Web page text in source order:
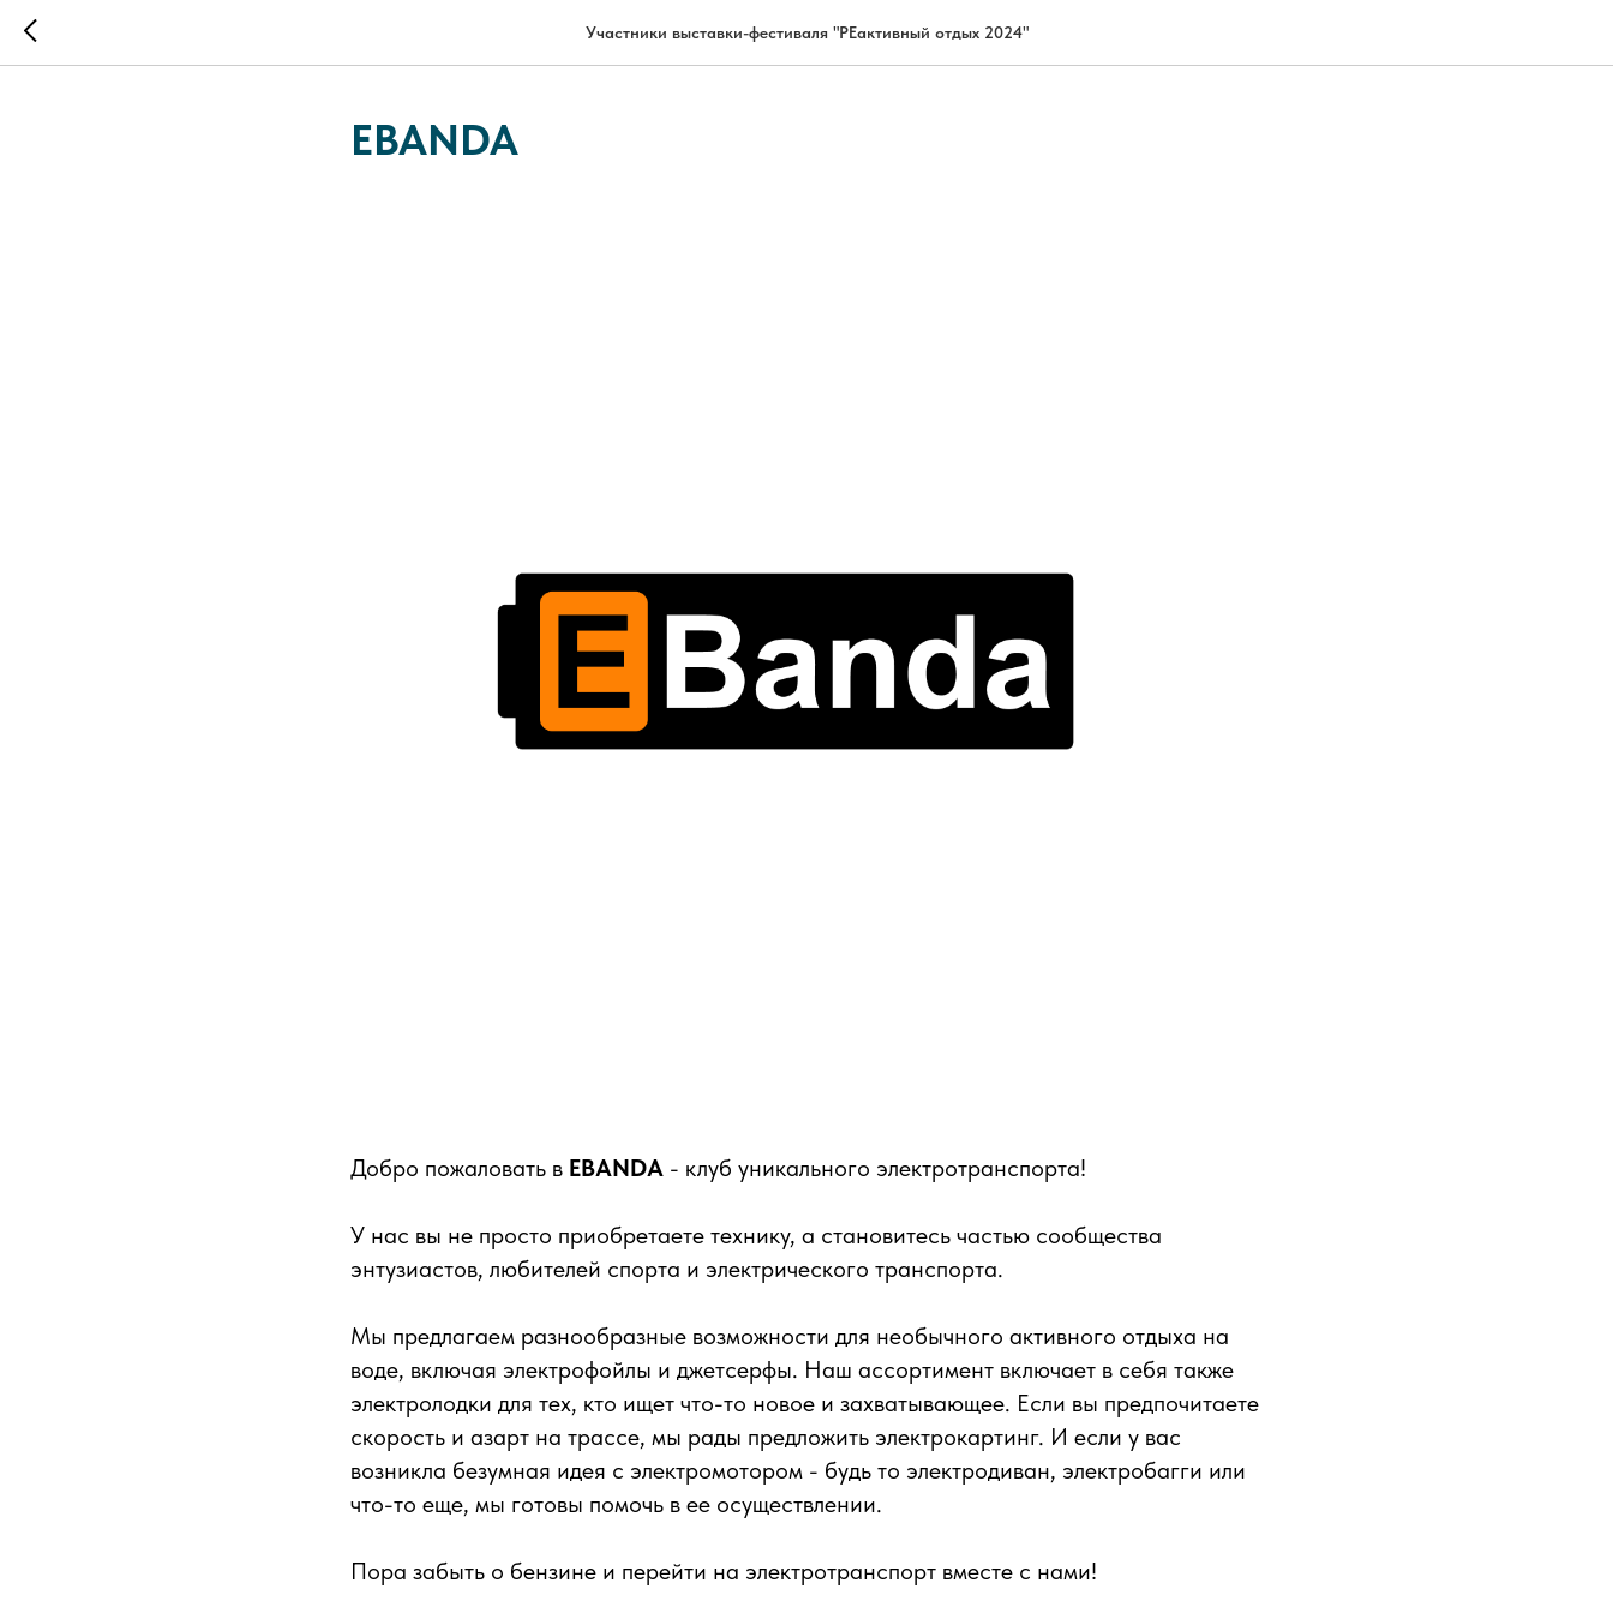
Участники выставки-фестиваля "РЕактивный отдых 2024"
EBANDA
Добро пожаловать в EBANDA - клуб уникального электротранспорта!
У нас вы не просто приобретаете технику, а становитесь частью сообщества
энтузиастов, любителей спорта и электрического транспорта.
Мы предлагаем разнообразные возможности для необычного активного отдыха на
воде, включая электрофойлы и джетсерфы. Наш ассортимент включает в себя также
электролодки для тех, кто ищет что-то новое и захватывающее. Если вы предпочитаете
скорость и азарт на трассе, мы рады предложить электрокартинг. И если у вас
возникла безумная идея с электромотором - будь то электродиван, электробагги или
что-то еще, мы готовы помочь в ее осуществлении.
Пора забыть о бензине и перейти на электротранспорт вместе с нами!